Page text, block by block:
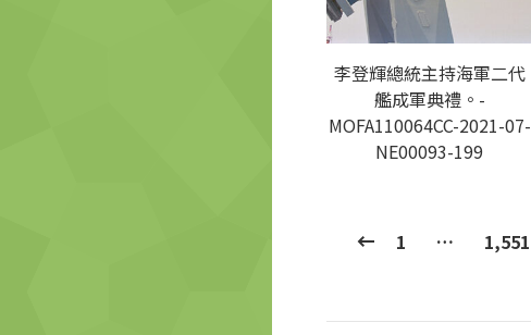
李登輝總統主持海軍二代
艦成軍典禮。-
MOFA110064CC-2021-07-
NE00093-199
1 … 1,551